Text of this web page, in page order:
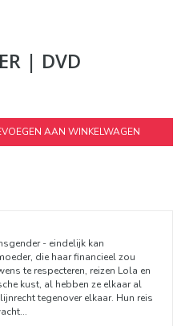
| DVD
AAN WINKELWAGEN
- eindelijk kan
die haar financieel zou
te respecteren, reizen Lola en
kust, al hebben ze elkaar al
tegenover elkaar. Hun reis